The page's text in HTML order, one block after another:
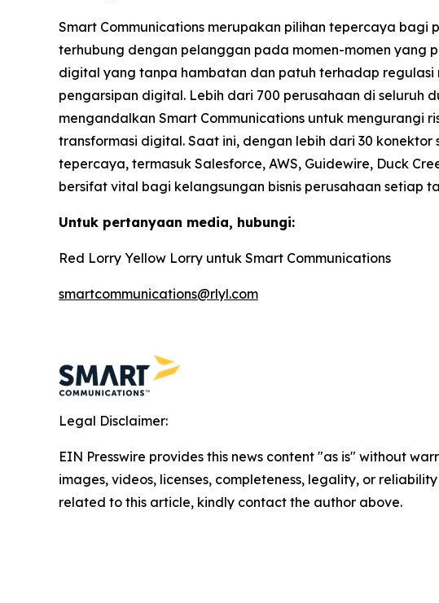
Smart Communications merupakan pilihan tepercaya bagi
terhubung dengan pelanggan pada momen-momen yang
digital yang tanpa hambatan dan patuh terhadap regulasi
pengarsipan digital. Lebih dari 700 perusahaan di seluruh
mengandalkan Smart Communications untuk mengurangi
transformasi digital. Saat ini, dengan lebih dari 30
tepercaya, termasuk Salesforce, AWS, Guidewire, Duck
bersifat vital bagi kelangsungan bisnis perusahaan setiap
Untuk pertanyaan media, hubungi:
Red Lorry Yellow Lorry untuk Smart Communications
smartcommunications@rlyl.com
Legal Disclaimer:
EIN Presswire provides this news content "as is" without
images, videos, licenses, completeness, legality, or
related to this article, kindly contact the author above.